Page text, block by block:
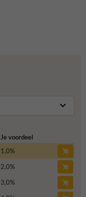
Je voordeel
1,0%
2,0%
3,0%